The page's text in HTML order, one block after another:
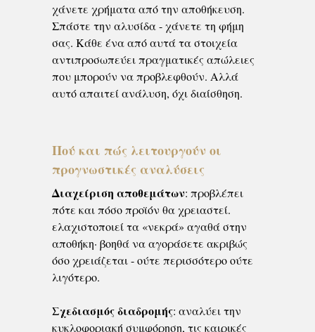
Πού και πώς λειτουργούν οι
προγνωστικές αναλύσεις
Διαχείριση αποθεμάτων: προβλέπει
πότε και πόσο προϊόν θα χρειαστεί.
ελαχιστοποιεί τα «νεκρά» αγαθά στην
αποθήκη· βοηθά να αγοράσετε ακριβώς
όσο χρειάζεται - ούτε περισσότερο ούτε
λιγότερο.
Σχεδιασμός διαδρομής: αναλύει την
κυκλοφοριακή συμφόρηση, τις καιρικές
χάνετε χρήματα από την αποθήκευση.
Σπάστε την αλυσίδα - χάνετε τη φήμη
σας. Κάθε ένα από αυτά τα στοιχεία
αντιπροσωπεύει πραγματικές απώλειες
που μπορούν να προβλεφθούν. Αλλά
αυτό απαιτεί ανάλυση, όχι διαίσθηση.